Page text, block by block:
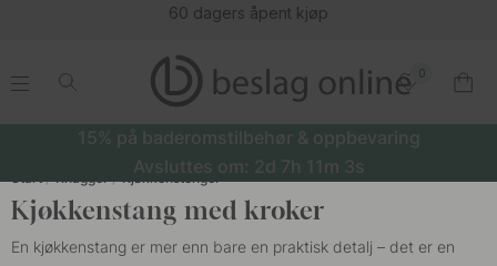
60 dagers åpent kjøp
.
0
.
15% på baderomstilbehør & oppbevaring
Avsluttes om: 2d 7h 11m 3s
Start Knagger Kjøkkenstenger
Kjøkkenstang med kroker
En kjøkkenstang er mer enn bare en praktisk detalj – det er en